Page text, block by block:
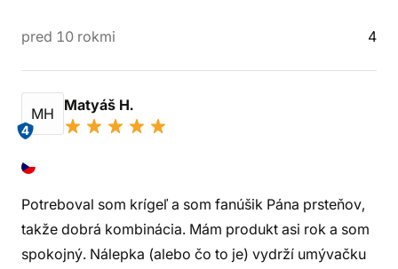
pred 10 rokmi 4
MH
4
Matyáš H.
Potreboval som krígeľ a som fanúšik Pána prsteňov,
takže dobrá kombinácia. Mám produkt asi rok a som
spokojný. Nálepka (alebo čo to je) vydrží umývačku